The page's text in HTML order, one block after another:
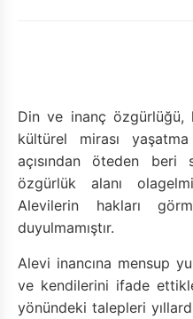
Din ve inanç özgürlüğü,
kültürel mirası
açısından öteden
özgürlük alanı
Alevilerin hakları
duyulmamıştır.
Alevi inancına mensup
ve kendilerini ifade
yönündeki talepleri